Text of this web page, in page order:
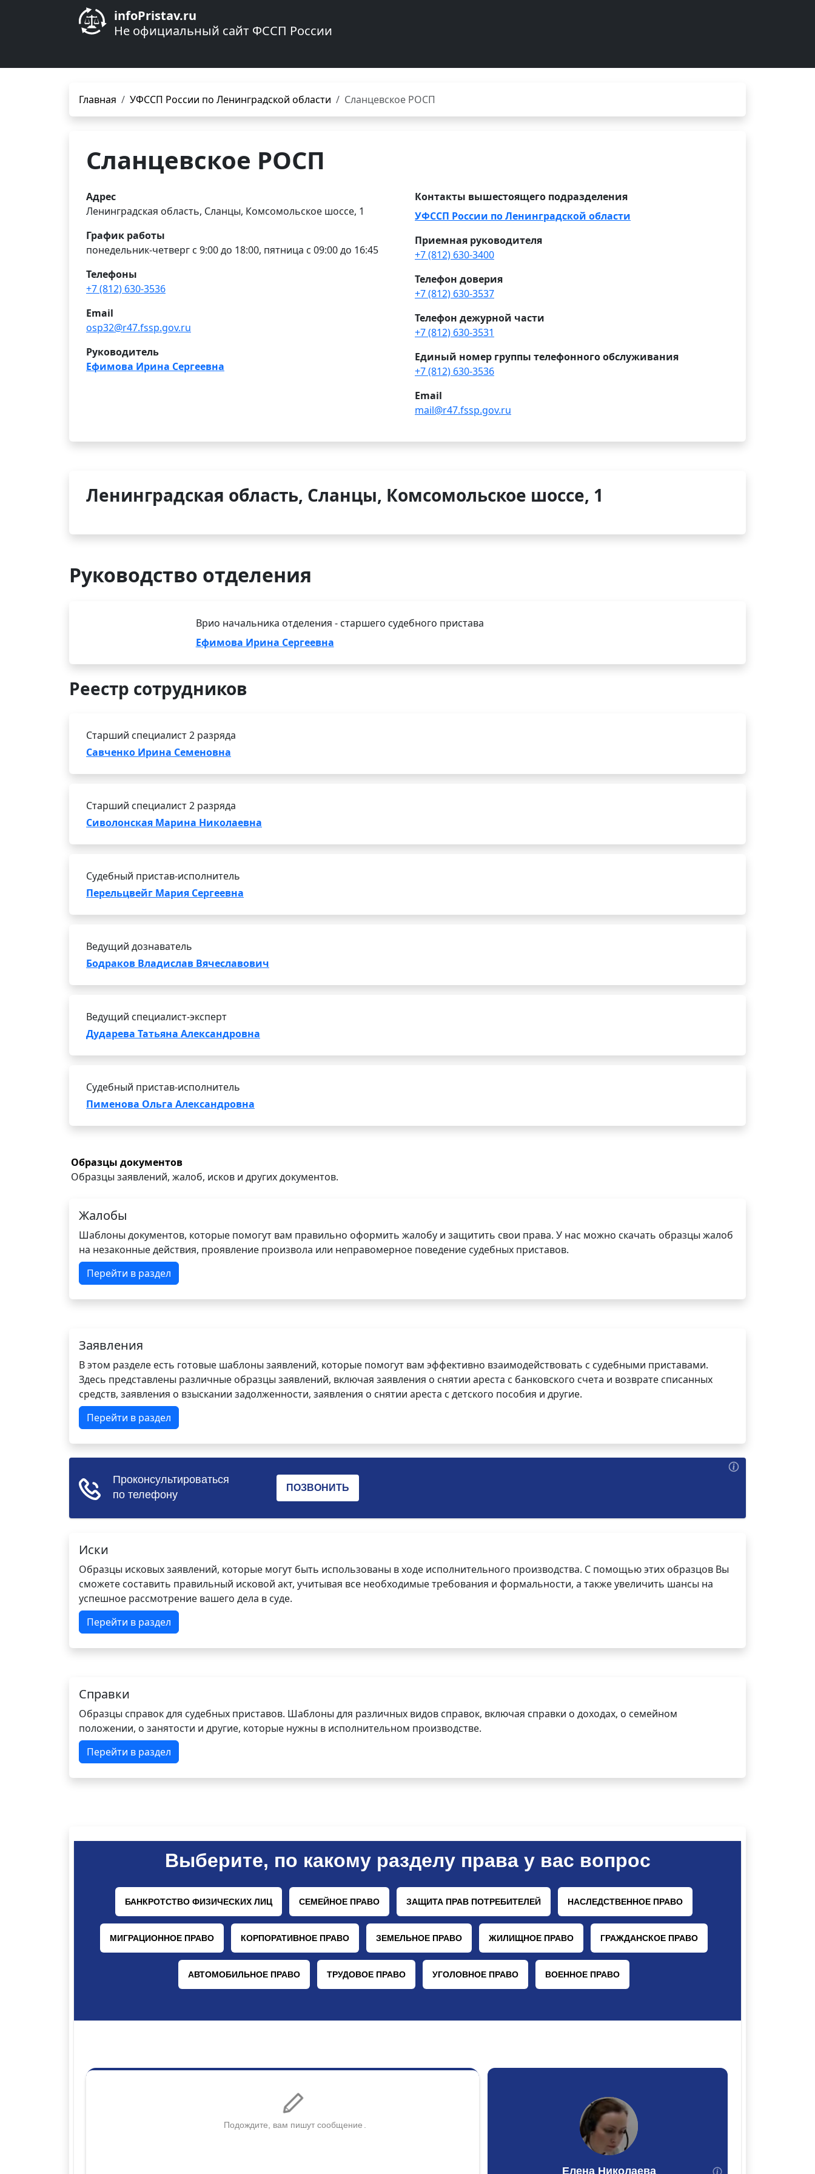
infoPristav.ru
Не официальный сайт ФССП России
Главная УФССП России по Ленинградской области Сланцевское РОСП
Сланцевское РОСП
Адрес
Ленинградская область, Сланцы, Комсомольское шоссе, 1
График работы
понедельник-четверг с 9:00 до 18:00, пятница с 09:00 до 16:45
Телефоны
+7 (812) 630-3536
Email
osp32@r47.fssp.gov.ru
Руководитель
Ефимова Ирина Сергеевна
Контакты вышестоящего подразделения
УФССП России по Ленинградской области
Приемная руководителя
+7 (812) 630-3400
Телефон доверия
+7 (812) 630-3537
Телефон дежурной части
+7 (812) 630-3531
Единый номер группы телефонного обслуживания
+7 (812) 630-3536
Email
mail@r47.fssp.gov.ru
Ленинградская область, Сланцы, Комсомольское шоссе, 1
Руководство отделения
Врио начальника отделения - старшего судебного пристава
Ефимова Ирина Сергеевна
Реестр сотрудников
Старший специалист 2 разряда
Савченко Ирина Семеновна
Старший специалист 2 разряда
Сиволонская Марина Николаевна
Судебный пристав-исполнитель
Перельцвейг Мария Сергеевна
Ведущий дознаватель
Бодраков Владислав Вячеславович
Ведущий специалист-эксперт
Дударева Татьяна Александровна
Судебный пристав-исполнитель
Пименова Ольга Александровна
Образцы документов
Образцы заявлений, жалоб, исков и других документов.
Жалобы
Шаблоны документов, которые помогут вам правильно оформить жалобу и защитить свои права. У нас можно скачать образцы жалоб
на незаконные действия, проявление произвола или неправомерное поведение судебных приставов.
Перейти в раздел
Заявления
В этом разделе есть готовые шаблоны заявлений, которые помогут вам эффективно взаимодействовать с судебными приставами.
Здесь представлены различные образцы заявлений, включая заявления о снятии ареста с банковского счета и возврате списанных
средств, заявления о взыскании задолженности, заявления о снятии ареста с детского пособия и другие.
Перейти в раздел
Иски
Образцы исковых заявлений, которые могут быть использованы в ходе исполнительного производства. С помощью этих образцов Вы
сможете составить правильный исковой акт, учитывая все необходимые требования и формальности, а также увеличить шансы на
успешное рассмотрение вашего дела в суде.
Перейти в раздел
Справки
Образцы справок для судебных приставов. Шаблоны для различных видов справок, включая справки о доходах, о семейном
положении, о занятости и другие, которые нужны в исполнительном производстве.
Перейти в раздел